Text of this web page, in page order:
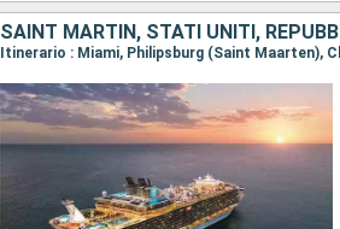
SAINT MARTIN, STATI UNITI,
Itinerario : Miami, Philipsburg (Saint Maarten),